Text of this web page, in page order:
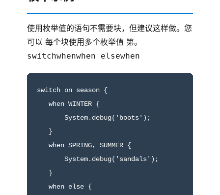
使用枚举值的语句不需要块，但建议这样做。您
可以 每个块使用多个枚举值 第。
switchwhenwhen elsewhen
switch on season {
   when WINTER {
       System.debug('boots');
   }
   when SPRING, SUMMER {
       System.debug('sandals');
   }
   when else {